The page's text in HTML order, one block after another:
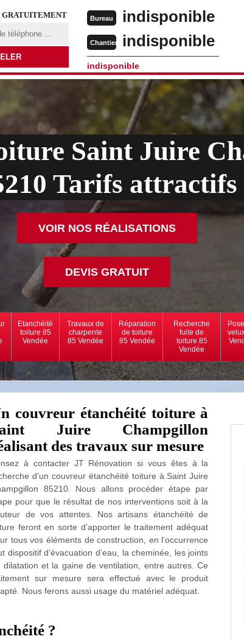
GRATUITEMENT Bureau indisponible
Chantier indisponible
indisponible
Saint Juire
Tarifs attractifs
VOIR NOS RÉALISATIONS
DEVIS GRATUIT
Etanchéité
toiture 85
Vendée
Travaux de
charpente
85 Vendée
Réparation
de toiture
85 Vendée
Recherche
fuite de
toiture 85
Vendée
couvreur étanchéité toiture à
Juire Champgillon
des travaux sur mesure
à contacter JT Rénovation si vous êtes à la
d’un couvreur étanchéité toiture à Saint Juire
85210. Nous allons procéder étape par
pour que le résultat de nos interventions soit à la
de vos attentes. Nos artisans étanchéité de
feront en sorte d’apporter le traitement adéquat
tous vos éléments de construction, en l’occurrence
dispositif d’évacuation d’eau, la cheminée, les joints
dilatation et la gaine de ventilation, entre autres. Ce
sur mesure sera effectué avec le produit
Nous ferons aussi usage du matériel adéquat.
?